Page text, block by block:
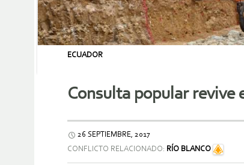
ECUADOR
Consulta popular revive
26 SEPTIEMBRE, 2017
CONFLICTO RELACIONADO: RÍO BLANCO